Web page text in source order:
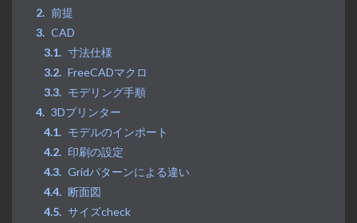
前提
CAD
寸法仕様
FreeCADマクロ
モデリング手順
3Dプリンター
モデルのインポート
印刷の設定
Gridパターンによる違い
断面図
サイズcheck